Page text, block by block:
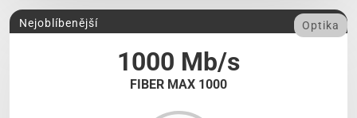
1000 Mb/s
FIBER MAX 1000
Nejoblíbenější Optika